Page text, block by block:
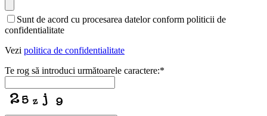
Sunt de acord cu procesarea datelor conform politicii de
confidentialitate
Vezi politica de confidentialitate
Te rog să introduci următoarele caractere:*